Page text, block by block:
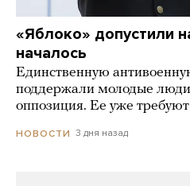
«Яблоко» допустили
началось
Единственную
поддержали молодые люди
оппозиция. Ее уже
НОВОСТИ 3 дня назад